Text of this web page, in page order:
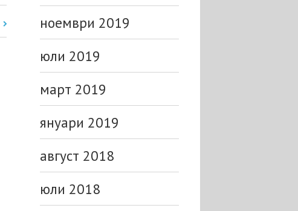
ноември 2019
юли 2019
март 2019
януари 2019
август 2018
юли 2018